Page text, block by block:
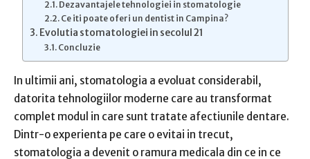
Dezavantajele tehnologiei in stomatologie
Ce iti poate oferi un dentist in Campina?
Evolutia stomatologiei in secolul 21
Concluzie
In ultimii ani, stomatologia a evoluat considerabil,
datorita tehnologiilor moderne care au transformat
complet modul in care sunt tratate afectiunile dentare.
Dintr-o experienta pe care o evitai in trecut,
stomatologia a devenit o ramura medicala din ce in ce